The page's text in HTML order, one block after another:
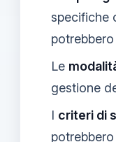
specifiche
Le
gestione
I criteri di